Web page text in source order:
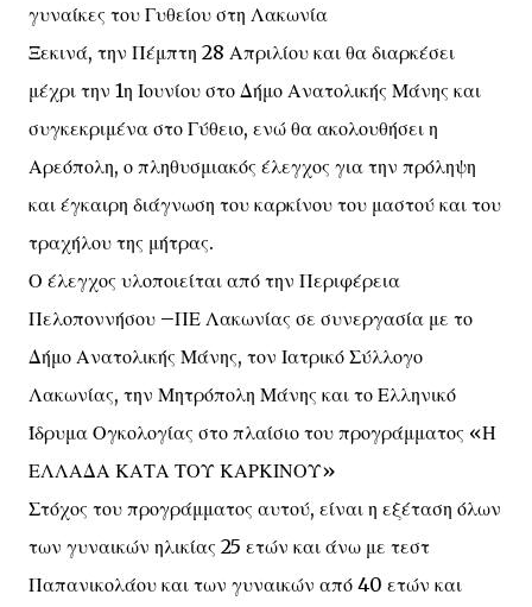
γυναίκες του Γυθείου στη Λακωνία
Ξεκινά, την Πέμπτη 28 Απριλίου και θα διαρκέσει
μέχρι την 1η Ιουνίου στο Δήμο Ανατολικής Μάνης και
συγκεκριμένα στο Γύθειο, ενώ θα ακολουθήσει η
Αρεόπολη, ο πληθυσμιακός έλεγχος για την πρόληψη
και έγκαιρη διάγνωση του καρκίνου του μαστού και του
τραχήλου της μήτρας.
Ο έλεγχος υλοποιείται από την Περιφέρεια
Πελοποννήσου –ΠΕ Λακωνίας σε συνεργασία με το
Δήμο Ανατολικής Μάνης, τον Ιατρικό Σύλλογο
Λακωνίας, την Μητρόπολη Μάνης και το Ελληνικό
Ίδρυμα Ογκολογίας στο πλαίσιο του προγράμματος «Η
ΕΛΛΑΔΑ ΚΑΤΑ ΤΟΥ ΚΑΡΚΙΝΟΥ»
Στόχος του προγράμματος αυτού, είναι η εξέταση όλων
των γυναικών ηλικίας 25 ετών και άνω με τεστ
Παπανικολάου και των γυναικών από 40 ετών και